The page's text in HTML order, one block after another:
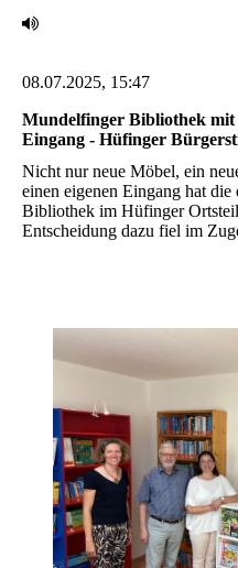
08.07.2025, 15:47
Mundelfinger Bibliothek mit
Eingang -‎ Hüfinger
Nicht nur neue Möbel, ein
einen eigenen Eingang hat die
Bibliothek im Hüfinger
Entscheidung ‎dazu fiel im